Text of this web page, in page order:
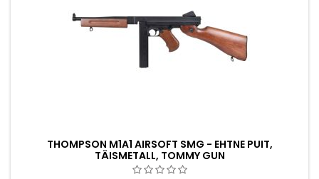
THOMPSON M1A1 AIRSOFT SMG - EHTNE PUIT,
TÄISMETALL, TOMMY GUN